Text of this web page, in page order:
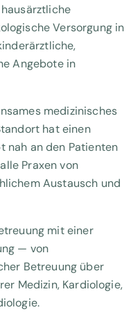
Versorgung in
Angebote in
medizinisches
hat einen
nah an den Patienten
Praxen von
Austausch und
mit einer
— von
Betreuung über
Medizin, Kardiologie,